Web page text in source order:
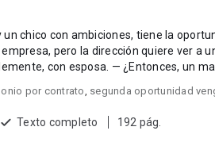
chico con ambiciones, tiene la
pero la dirección quiere ver a
puesto, con familia, preferiblemente,
por contrato, segunda oportunidad
Texto completo 192 pág.